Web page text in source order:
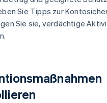
Sie Tipps zur
Sie sie, verdächtige